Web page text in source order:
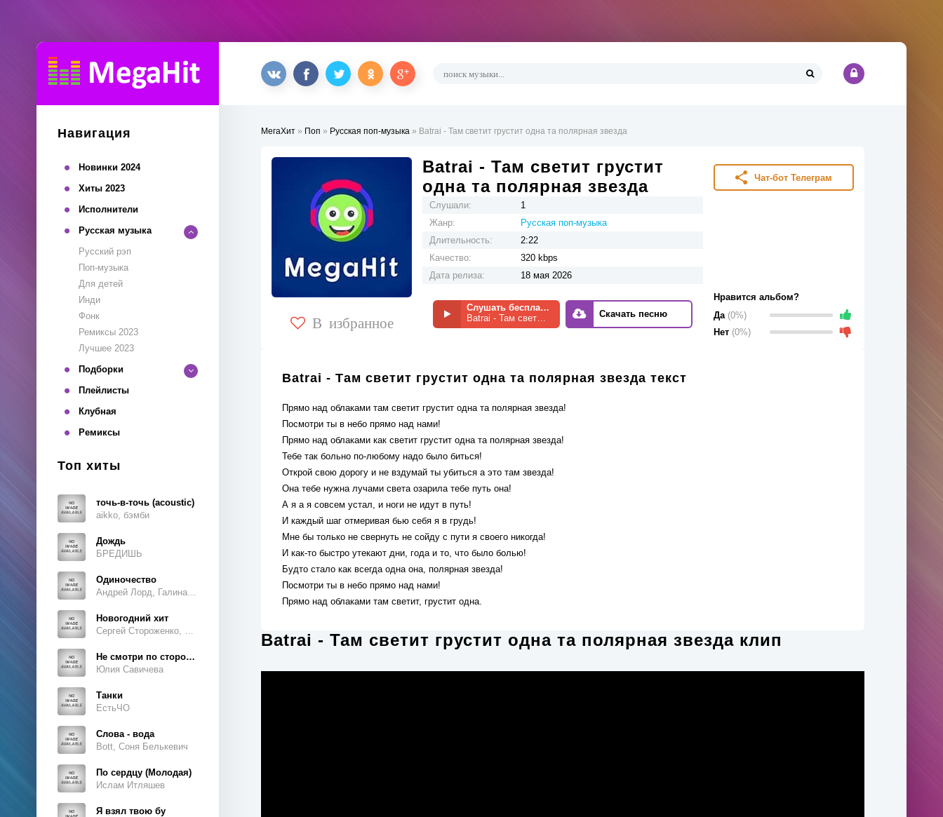
Навигация
Новинки 2024
Хиты 2023
Исполнители
Русская музыка
Русский рэп
Поп-музыка
Для детей
Инди
Фонк
Ремиксы 2023
Лучшее 2023
Подборки
Плейлисты
Клубная
Ремиксы
Топ хиты
точь-в-точь (acoustic)
aikko, бэмби
Дождь
БРЕДИШЬ
Одиночество
Новогодний хит
Не смотри по сторонам
Юлия Савичева
Танки
ЕстьЧО
Слова - вода
Bott, Соня Белькевич
По сердцу (Молодая)
Ислам Итляшев
Я взял твою бу
МегаХит » Поп » Русская поп-музыка » Batrai - Там светит грустит одна та полярная звезда
В избранное
Batrai - Там светит грустит
одна та полярная звезда
Слушали:
1
Жанр:
Русская поп-музыка
Длительность:
2:22
Качество:
320 kbps
Дата релиза:
18 мая 2026
Слушать бесплатно
Batrai - Там светит грустит одна та полярная звезда
Скачать песню
Чат-бот Телеграм
Нравится альбом?
Да (0%)
Нет (0%)
Batrai - Там светит грустит одна та полярная звезда текст
Прямо над облаками там светит грустит одна та полярная звезда!
Посмотри ты в небо прямо над нами!
Прямо над облаками как светит грустит одна та полярная звезда!
Тебе так больно по-любому надо было биться!
Открой свою дорогу и не вздумай ты убиться а это там звезда!
Она тебе нужна лучами света озарила тебе путь она!
А я а я совсем устал, и ноги не идут в путь!
И каждый шаг отмеривая бью себя я в грудь!
Мне бы только не свернуть не сойду с пути я своего никогда!
И как-то быстро утекают дни, года и то, что было болью!
Будто стало как всегда одна она, полярная звезда!
Посмотри ты в небо прямо над нами!
Прямо над облаками там светит, грустит одна.
Batrai - Там светит грустит одна та полярная звезда клип